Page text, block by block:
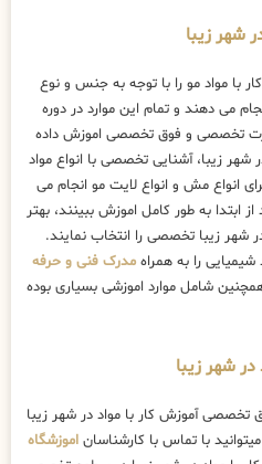
شهر زیبا
با مواد مو را با توجه به جنس و نوع
می دهند و تمام این موارد در دوره
تخصصی و فوق تخصصی اموزش داده
زیبا، آشنایی تخصصی با انواع مواد
انواع مش و انواع لایت مو انجام می
ابتدا به طور کامل اموزش ببینند، بهتر
شهر زیبا تخصصی را انتخاب نمایند.
شیمیایی را به همراه مدرک فنی و حرفه
شامل موارد اموزشی بسیاری بوده
شهر زیبا
آموزش کار با مواد در شهر زیبا
با تماس با کارشناسان اموزشگاه